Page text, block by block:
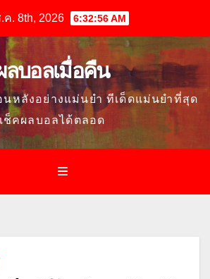
.ค. 8th, 2026 6:32:58 AM
ลบอลเมื่อคืน
นหลังอย่างแม่นยำ ทีเด็ดแม่นยำที่สุด
เช็คผลบอลได้ตลอด